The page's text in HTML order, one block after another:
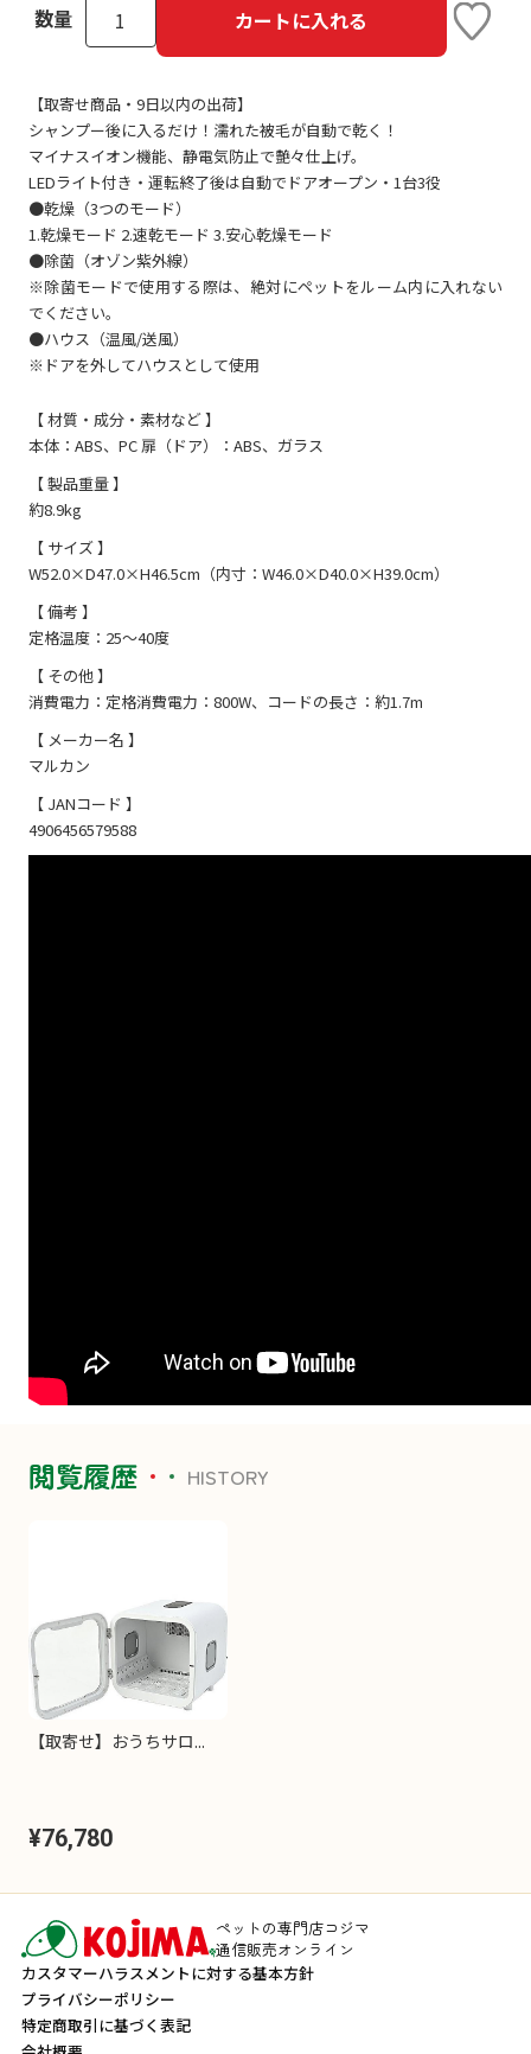
数量 カートに入れる
【取寄せ商品・9日以内の出荷】
シャンプー後に入るだけ！濡れた被毛が自動で乾く！
マイナスイオン機能、静電気防止で艶々仕上げ。
LEDライト付き・運転終了後は自動でドアオープン・1台3役
●乾燥（3つのモード）
1.乾燥モード 2.速乾モード 3.安心乾燥モード
●除菌（オゾン紫外線）
※除菌モードで使用する際は、絶対にペットをルーム内に入れない
でください。
●ハウス（温風/送風）
※ドアを外してハウスとして使用
【 材質・成分・素材など 】
本体：ABS、PC 扉（ドア）：ABS、ガラス
【 製品重量 】
約8.9kg
【 サイズ 】
W52.0×D47.0×H46.5cm（内寸：W46.0×D40.0×H39.0cm）
【 備考 】
定格温度：25～40度
【 その他 】
消費電力：定格消費電力：800W、コードの長さ：約1.7m
【 メーカー名 】
マルカン
【 JANコード 】
4906456579588
閲覧履歴 HISTORY
【取寄せ】おうちサロ...
¥76,780
ペットの専門店コジマ
通信販売オンライン
カスタマーハラスメントに対する基本方針
プライバシーポリシー
特定商取引に基づく表記